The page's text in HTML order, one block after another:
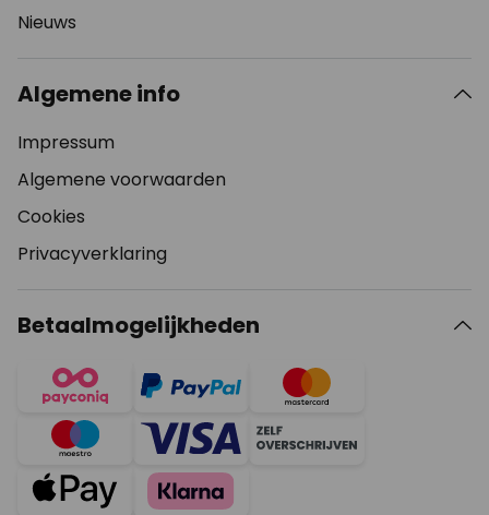
Nieuws
Algemene info
Impressum
Algemene voorwaarden
Cookies
Privacyverklaring
Betaalmogelijkheden